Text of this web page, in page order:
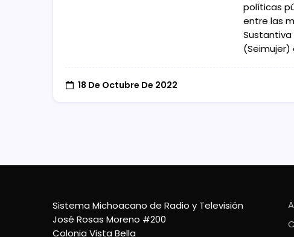
políticas
entre las
Sustantiva
18 De Octubre De 2022
Sistema Michoacano de Radio y Televisión
José Rosas Moreno #200
Colonia Vista Bella